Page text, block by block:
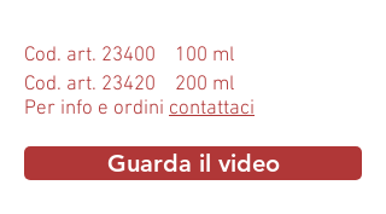
Cod. art. 23400 100 ml
Cod. art. 23420 200 ml
Per info e ordini contattaci
Guarda il video